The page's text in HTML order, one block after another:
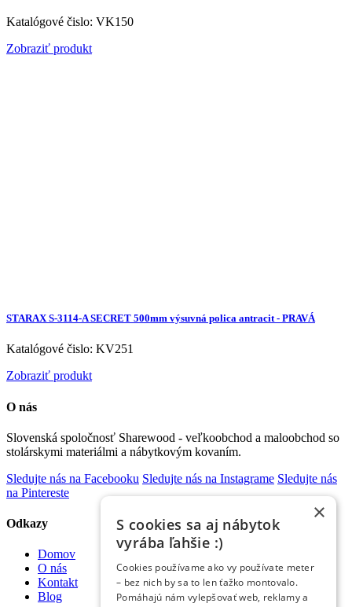
Katalógové čislo: VK150
Zobraziť produkt
STARAX S-3114-A SECRET 500mm výsuvná polica antracit - PRAVÁ
Katalógové čislo: KV251
Zobraziť produkt
O nás
Slovenská spoločnosť Sharewood - veľkoobchod a maloobchod so
stolárskymi materiálmi a nábytkovým kovaním.
Sledujte nás na Facebooku Sledujte nás na Instagrame Sledujte nás
na Pintereste
Odkazy
Domov
O nás
Kontakt
Blog
×
S cookies sa aj nábytok
vyrába ľahšie :)
Cookies používame ako vy používate meter
– bez nich by sa to len ťažko montovalo.
Pomáhajú nám vylepšovať web, reklamy a